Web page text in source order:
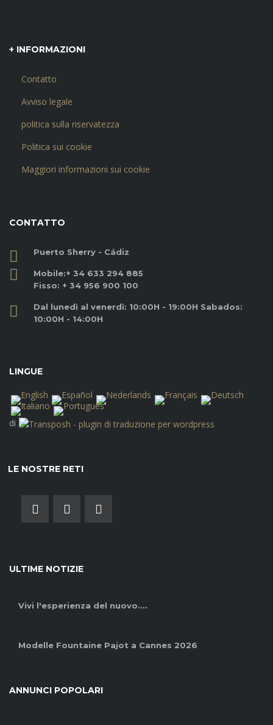
+ INFORMAZIONI
Contatto
Avviso legale
politica sulla riservatezza
Politica sui cookie
Maggiori informazioni sui cookie
CONTATTO
Puerto Sherry - Cádiz
Mobile:+ 34 633 294 885
Fisso: + 34 956 900 100
Dal lunedì al venerdì: 10:00H - 19:00H Sabados:
10:00H - 14:00H
LINGUE
di
LE NOSTRE RETI
ULTIME NOTIZIE
Vivi l'esperienza del nuovo....
Modelle Fountaine Pajot a Cannes 2026
ANNUNCI POPOLARI